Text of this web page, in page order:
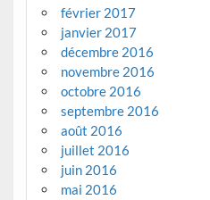
février 2017
janvier 2017
décembre 2016
novembre 2016
octobre 2016
septembre 2016
août 2016
juillet 2016
juin 2016
mai 2016